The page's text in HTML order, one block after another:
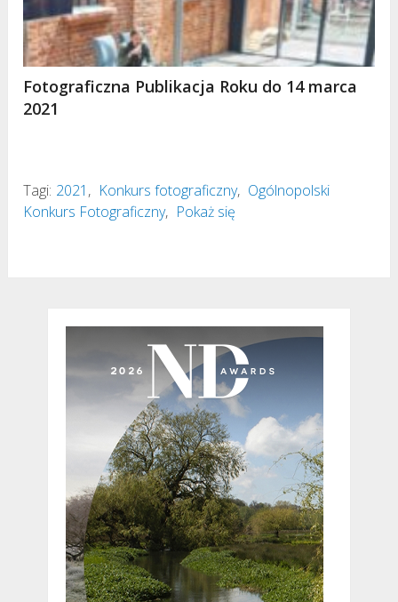
Fotograficzna Publikacja Roku do 14 marca
2021
Tagi: 2021 , Konkurs fotograficzny, Ogólnopolski
Konkurs Fotograficzny, Pokaż się